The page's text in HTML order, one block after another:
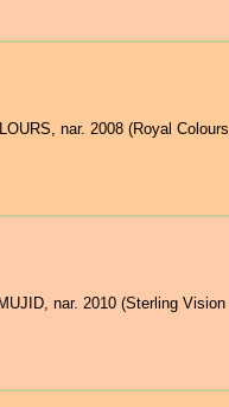
nar. 2008 (Royal
nar. 2010 (Sterling